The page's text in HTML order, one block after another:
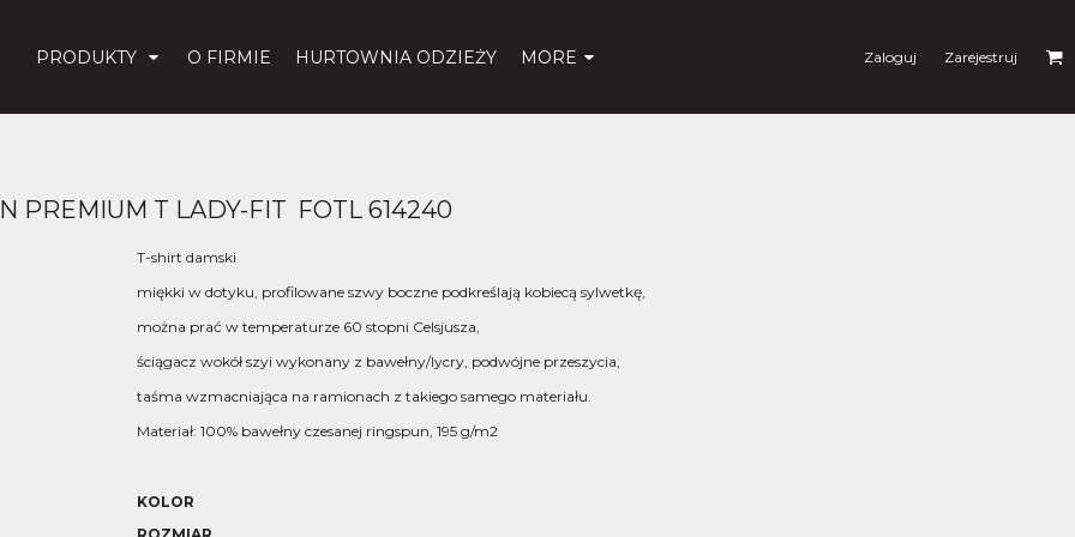
PRODUKTY O FIRMIE HURTOWNIA ODZIEŻY MORE Zaloguj Zarejestruj
PREMIUM T LADY-FIT FOTL 614240
T-shirt damski
miękki w dotyku, profilowane szwy boczne podkreślają kobiecą sylwetkę,
można prać w temperaturze 60 stopni Celsjusza,
ściągacz wokół szyi wykonany z bawełny/lycry, podwójne przeszycia,
taśma wzmacniająca na ramionach z takiego samego materiału.
Materiał: 100% bawełny czesanej ringspun, 195 g/m2
KOLOR